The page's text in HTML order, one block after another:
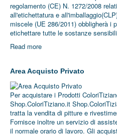
regolamento (CE) N. 1272/2008
all'etichettatura e
miscele (UE 286/2011) obbligherà i
etichettare tutte le sostanze
Read more
Area Acquisto Privato
Per acquistare i Prodotti
Shop.ColoriTiziano.it
tratta la vendita di pitture e
Fornisce inoltre un servizio di
il normale orario di lavoro. Gli